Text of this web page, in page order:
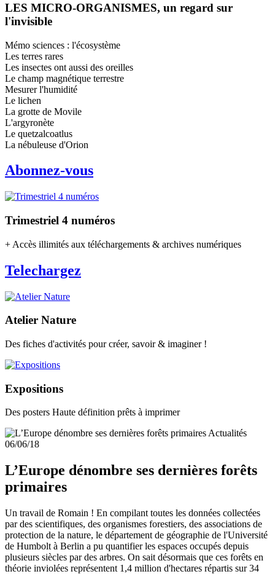
LES MICRO-ORGANISMES, un regard sur
l'invisible
Mémo sciences : l'écosystème
Les terres rares
Les insectes ont aussi des oreilles
Le champ magnétique terrestre
Mesurer l'humidité
Le lichen
La grotte de Movile
L'argyronète
Le quetzalcoatlus
La nébuleuse d'Orion
Abonnez-vous
Trimestriel 4 numéros
+ Accès illimités aux téléchargements & archives numériques
Telechargez
Atelier Nature
Des fiches d'activités pour créer, savoir & imaginer !
Expositions
Des posters Haute définition prêts à imprimer
Actualités
06/06/18
L’Europe dénombre ses dernières forêts
primaires
Un travail de Romain ! En compilant toutes les données collectées
par des scientifiques, des organismes forestiers, des associations de
protection de la nature, le département de géographie de l'Université
de Humbolt à Berlin a pu quantifier les espaces occupés depuis
plusieurs siècles par des arbres. On sait désormais que ces forêts en
théorie inviolées représentent 1,4 million d'hectares répartis sur 34